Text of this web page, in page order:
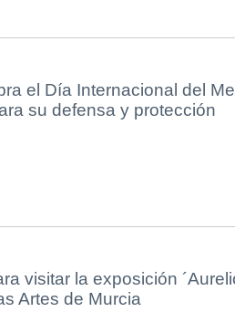
el Día Internacional del
su defensa y protección
visitar la exposición
Artes de Murcia